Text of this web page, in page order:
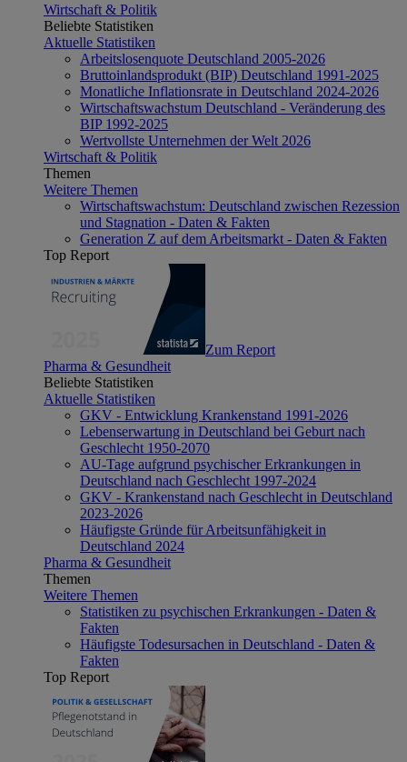
Wirtschaft & Politik
Beliebte Statistiken
Aktuelle Statistiken
Arbeitslosenquote Deutschland 2005-2026
Bruttoinlandsprodukt (BIP) Deutschland 1991-2025
Monatliche Inflationsrate in Deutschland 2024-2026
Wirtschaftswachstum Deutschland - Veränderung des
BIP 1992-2025
Wertvollste Unternehmen der Welt 2026
Wirtschaft & Politik
Themen
Weitere Themen
Wirtschaftswachstum: Deutschland zwischen Rezession
und Stagnation - Daten & Fakten
Generation Z auf dem Arbeitsmarkt - Daten & Fakten
Top Report
Zum Report
Pharma & Gesundheit
Beliebte Statistiken
Aktuelle Statistiken
GKV - Entwicklung Krankenstand 1991-2026
Lebenserwartung in Deutschland bei Geburt nach
Geschlecht 1950-2070
AU-Tage aufgrund psychischer Erkrankungen in
Deutschland nach Geschlecht 1997-2024
GKV - Krankenstand nach Geschlecht in Deutschland
2023-2026
Häufigste Gründe für Arbeitsunfähigkeit in
Deutschland 2024
Pharma & Gesundheit
Themen
Weitere Themen
Statistiken zu psychischen Erkrankungen - Daten &
Fakten
Häufigste Todesursachen in Deutschland - Daten &
Fakten
Top Report